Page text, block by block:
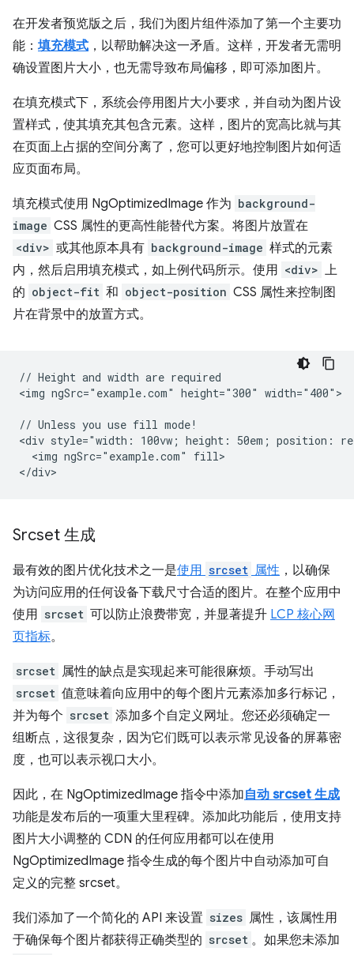
在开发者预览版之后，我们为图片组件添加了第一个主要功
能： 填充模式 ，以帮助解决这一矛盾。这样，开发者无需明
确设置图片大小，也无需导致布局偏移，即可添加图片。
在填充模式下，系统会停用图片大小要求，并自动为图片设
置样式，使其填充其包含元素。这样，图片的宽高比就与其
在页面上占据的空间分离了，您可以更好地控制图片如何适
应页面布局。
填充模式使用 NgOptimizedImage 作为 background-
image CSS 属性的更高性能替代方案。将图片放置在
<div> 或其他原本具有 background-image 样式的元素
内，然后启用填充模式，如上例代码所示。使用 <div> 上
的 object-fit 和 object-position CSS 属性来控制图
片在背景中的放置方式。
// Height and width are required
<img ngSrc="example.com" height="300" width="400">
// Unless you use fill mode!
<div style="width: 100vw; height: 50em; position:
  <img ngSrc="example.com" fill>
Srcset 生成
最有效的图片优化技术之一是使用 srcset 属性 ，以确保
为访问应用的任何设备下载尺寸合适的图片。在整个应用中
使用 srcset 可以防止浪费带宽，并显著提升 LCP 核心网
页指标。
srcset 属性的缺点是实现起来可能很麻烦。手动写出
srcset 值意味着向应用中的每个图片元素添加多行标记，
并为每个 srcset 添加多个自定义网址。您还必须确定一
组断点，这很复杂，因为它们既可以表示常见设备的屏幕密
度，也可以表示视口大小。
因此，在 NgOptimizedImage 指令中添加自动 srcset 生成
功能是发布后的一项重大里程碑。添加此功能后，使用支持
图片大小调整的 CDN 的任何应用都可以在使用
NgOptimizedImage 指令生成的每个图片中自动添加可自
定义的完整 srcset。
我们添加了一个简化的 API 来设置 sizes 属性，该属性用
于确保每个图片都获得正确类型的 srcset 。如果您未添加